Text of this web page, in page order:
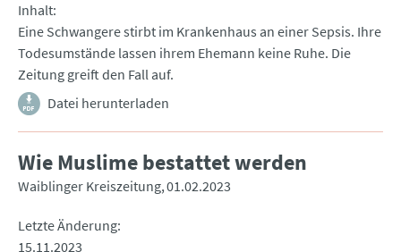
Inhalt
Eine Schwangere stirbt im Krankenhaus an einer Sepsis. Ihre
Todesumstände lassen ihrem Ehemann keine Ruhe. Die
Zeitung greift den Fall auf.
Datei herunterladen
Wie Muslime bestattet werden
Waiblinger Kreiszeitung 01.02.2023
Letzte Änderung
15.11.2023